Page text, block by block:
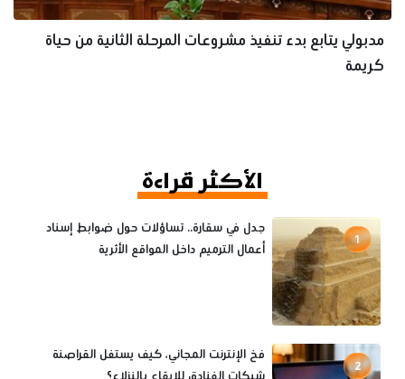
مدبولي يتابع بدء تنفيذ مشروعات المرحلة الثانية من حياة
كريمة
الأكثر قراءة
1
جدل في سقارة.. تساؤلات حول ضوابط إسناد
أعمال الترميم داخل المواقع الأثرية
2
فخ الإنترنت المجاني، كيف يستغل القراصنة